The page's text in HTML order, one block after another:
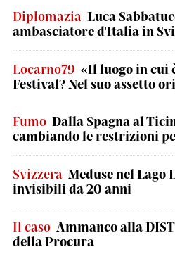
Diplomazia Luca
ambasciatore d'Italia in
Locarno79 «Il luogo in cui
Festival? Nel suo assetto
Fumo Dalla Spagna al
cambiando le restrizioni
Svizzera Meduse nel Lago
invisibili da 20 anni
Il caso Ammanco alla
della Procura